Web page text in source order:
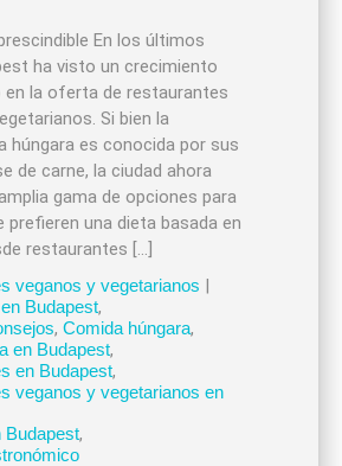
En los últimos
ha visto un crecimiento
en la oferta de restaurantes
Si bien la
húngara es conocida por sus
de carne, la ciudad ahora
gama de opciones para
prefieren una dieta basada en
restaurantes […]
veganos y vegetarianos |
Budapest,
, Comida húngara,
en Budapest,
en Budapest,
veganos y vegetarianos en
Budapest,